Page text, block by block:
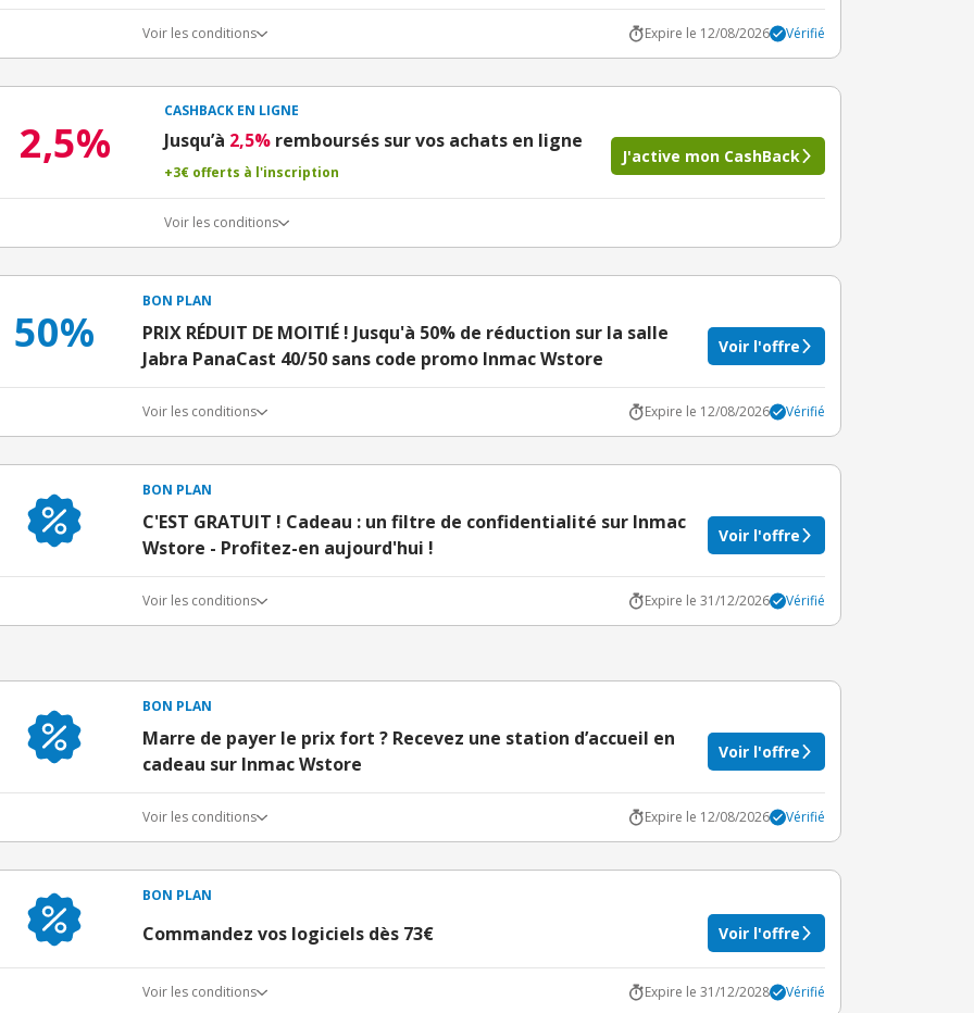
Voir les conditions Expire le 12/08/2026 Vérifié
2,5%
CASHBACK EN LIGNE
Jusqu’à 2,5% remboursés sur vos achats en ligne
+3€ offerts à l'inscription
J'active mon CashBack
Voir les conditions
50%
BON PLAN
PRIX RÉDUIT DE MOITIÉ ! Jusqu'à 50% de réduction sur la salle
Jabra PanaCast 40/50 sans code promo Inmac Wstore
Voir l'offre
Voir les conditions Expire le 12/08/2026 Vérifié
BON PLAN
C'EST GRATUIT ! Cadeau : un filtre de confidentialité sur Inmac
Wstore - Profitez-en aujourd'hui !
Voir l'offre
Voir les conditions Expire le 31/12/2026 Vérifié
BON PLAN
Marre de payer le prix fort ? Recevez une station d’accueil en
cadeau sur Inmac Wstore
Voir l'offre
Voir les conditions Expire le 12/08/2026 Vérifié
BON PLAN
Commandez vos logiciels dès 73€ Voir l'offre
Voir les conditions Expire le 31/12/2028 Vérifié